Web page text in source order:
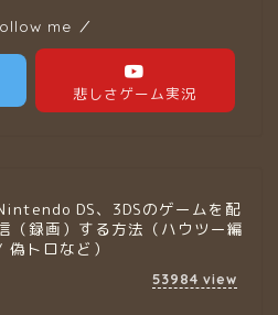
me ／
DS、3DSのゲームを配
（録画）する方法（ハウツー編
偽トロなど）
53984 view